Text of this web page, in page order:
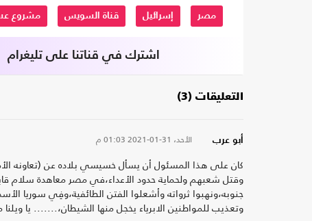
مصر إسرائيل قناة السويس مشروع
اشترك في قناتنا على تليغرام
التعليقات (3)
أبو عرب الأحد، 31-01-2021 01:03 م
كان على هذا المسئول أن يسأل خسيسي بلاده عن (تعاونه
وقتل شعبهم ولحماية حدود الأعداء،في مصر معاهدة سلام
جنوبه،ونهبوا ثرواته وأشعلوا الفتن الطائفية،وفِي سوريا
وتعذيب للمواطنين الابرياء يخجل منها الشيطان،....... يا